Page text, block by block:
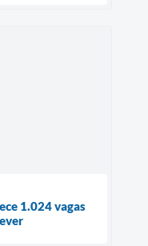
1.024 vagas